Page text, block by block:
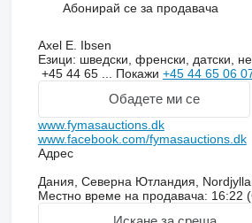
Абонирай се за продавача
Axel E. Ibsen
Езици: шведски, френски, датски,
+45 44 65 ... Покажи +45 44 65 06
Обадете ми се
www.fymasauctions.dk
www.facebook.com/fymasauctions.dk
Адрес
Дания, Северна Ютландия,
Местно време на продавача: 16:22